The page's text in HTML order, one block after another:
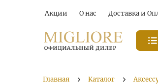
Акции О нас Доставка и
Главная Каталог